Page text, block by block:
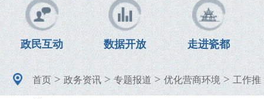
政民互动 数据开放 走进瓷都
首页>政务资讯>专题报道>优化营商环境>工作推